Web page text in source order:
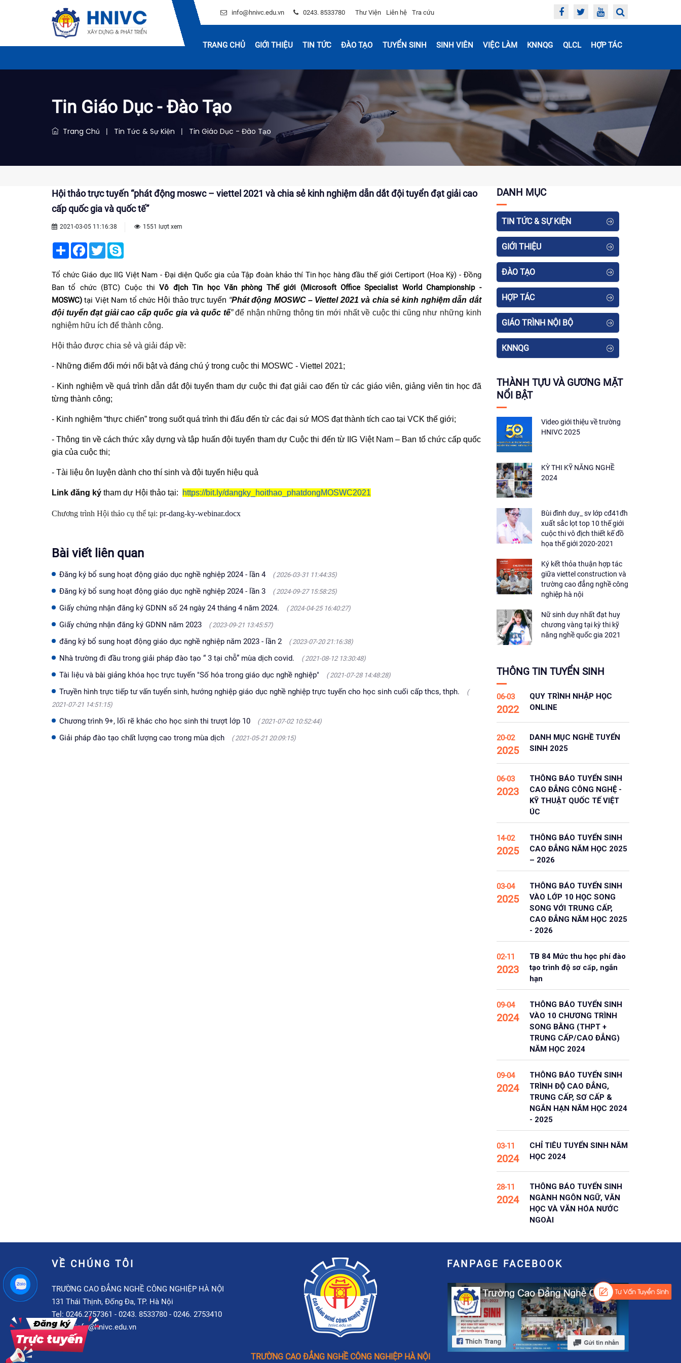
info@hnivc.edu.vn 0243. 8533780 Thư Viện Liên hệ Tra cứu
TRANG CHỦ GIỚI THIỆU TIN TỨC ĐÀO TẠO TUYỂN SINH SINH VIÊN VIỆC LÀM KNNQG QLCL HỢP TÁC
Tin Giáo Dục - Đào Tạo
Trang Chủ | Tin Tức & Sự Kiện | Tin Giáo Dục - Đào Tạo
Hội thảo trực tuyến “phát động moswc – viettel 2021 và chia sẻ kinh nghiệm dẫn dắt đội tuyển đạt giải cao
cấp quốc gia và quốc tế”
2021-03-05 11:16:38 1551 lượt xem
Share Facebook
Twitter
Tổ chức Giáo dục IIG Việt Nam - Đại diện Quốc gia của Tập đoàn khảo thí Tin học hàng đầu thế giới Certiport (Hoa Kỳ) - Đồng
Ban tổ chức (BTC) Cuộc thiVô địch Tin học Văn phòng Thế giới (Microsoft Office Specialist World Championship -
MOSWC) tại Việt Nam tổ chức Hội thảo trực tuyến “Phát động MOSWC – Viettel 2021 và chia sẻ kinh nghiệm dẫn dắt
đội tuyển đạt giải cao cấp quốc gia và quốc tế”để nhận những thông tin mới nhất về cuộc thi cũng như những kinh
nghiệm hữu ích để thành công.
Hội thảo được chia sẻ và giải đáp về:
- Những điểm đổi mới nổi bật và đáng chú ý trong cuộc thi MOSWC - Viettel 2021;
- Kinh nghiệm về quá trình dẫn dắt đội tuyển tham dự cuộc thi đạt giải cao đến từ các giáo viên, giảng viên tin học đã
từng thành công;
- Kinh nghiệm “thực chiến” trong suốt quá trình thi đấu đến từ các đại sứ MOS đạt thành tích cao tại VCK thế giới;
- Thông tin về cách thức xây dựng và tập huấn đội tuyển tham dự Cuộc thi đến từ IIG Việt Nam – Ban tổ chức cấp quốc
gia của cuộc thi;
- Tài liệu ôn luyện dành cho thí sinh và đội tuyển hiệu quả
Link đăng ký tham dự Hội thảo tại: https://bit.ly/dangky_ hoithao_phatdongMOSWC2021
Chương trình Hội thảo cụ thể tại: pr-dang-ky-webinar.docx
Bài viết liên quan
Đăng ký bổ sung hoạt động giáo dục nghề nghiệp 2024 - lần 4 ( 2026-03-31 11:44:35)
Đăng ký bổ sung hoạt động giáo dục nghề nghiệp 2024 - lần 3 ( 2024-09-27 15:58:25)
Giấy chứng nhận đăng ký GDNN số 24 ngày 24 tháng 4 năm 2024. ( 2024-04-25 16:40:27)
Giấy chứng nhận đăng ký GDNN năm 2023 ( 2023-09-21 13:45:57)
đăng ký bổ sung hoạt động giáo dục nghề nghiệp năm 2023 - lần 2 ( 2023-07-20 21:16:38)
Nhà trường đi đầu trong giải pháp đào tạo “ 3 tại chỗ” mùa dịch covid. ( 2021-08-12 13:30:48)
Tài liệu và bài giảng khóa học trực tuyến "Số hóa trong giáo dục nghề nghiệp" ( 2021-07-28 14:48:28)
Truyền hình trực tiếp tư vấn tuyển sinh, hướng nghiệp giáo dục nghề nghiệp trực tuyến cho học sinh cuối cấp thcs, thph.
(
2021-07-21 14:51:15)
Chương trình 9+, lối rẽ khác cho học sinh thi trượt lớp 10 ( 2021-07-02 10:52:44)
Giải pháp đào tạo chất lượng cao trong mùa dịch ( 2021-05-21 20:09:15)
DANH MỤC
TIN TỨC & SỰ KIỆN
GIỚI THIỆU
ĐÀO TẠO
HỢP TÁC
GIÁO TRÌNH NỘI BỘ
KNNQG
THÀNH TỰU VÀ GƯƠNG MẶT
NỔI BẬT
Video giới thiệu về trường
HNIVC 2025
KỲ THI KỸ NĂNG NGHỀ
2024
Bùi đình duy_ sv lớp cđ41đh
xuất sắc lọt top 10 thế giới
cuộc thi vô địch thiết kế đồ
họa thế giới 2020-2021
Ký kết thỏa thuận hợp tác
giữa viettel construction và
trường cao đẳng nghề công
nghiệp hà nội
Nữ sinh duy nhất đạt huy
chương vàng tại kỳ thi kỹ
năng nghề quốc gia 2021
THÔNG TIN TUYỂN SINH
06-03
2022
QUY TRÌNH NHẬP HỌC
ONLINE
20-02
2025
DANH MỤC NGHỀ TUYỂN
SINH 2025
06-03
2023
THÔNG BÁO TUYỂN SINH
CAO ĐẲNG CÔNG NGHỆ -
KỸ THUẬT QUỐC TẾ VIỆT
ÚC
14-02
2025
THÔNG BÁO TUYỂN SINH
CAO ĐẲNG NĂM HỌC 2025
– 2026
03-04
2025
THÔNG BÁO TUYỂN SINH
VÀO LỚP 10 HỌC SONG
SONG VỚI TRUNG CẤP,
CAO ĐẲNG NĂM HỌC 2025
- 2026
02-11
2023
TB 84 Mức thu học phí đào
tạo trình độ sơ cấp, ngắn
hạn
09-04
2024
THÔNG BÁO TUYỂN SINH
VÀO 10 CHƯƠNG TRÌNH
SONG BẰNG (THPT +
TRUNG CẤP/CAO ĐẲNG)
NĂM HỌC 2024
09-04
2024
THÔNG BÁO TUYỂN SINH
TRÌNH ĐỘ CAO ĐẲNG,
TRUNG CẤP, SƠ CẤP &
NGẮN HẠN NĂM HỌC 2024
- 2025
03-11
2024
CHỈ TIÊU TUYỂN SINH NĂM
HỌC 2024
28-11
2024
THÔNG BÁO TUYỂN SINH
NGÀNH NGÔN NGỮ, VĂN
HỌC VÀ VĂN HÓA NƯỚC
NGOÀI
VỀ CHÚNG TÔI
TRƯỜNG CAO ĐẲNG NGHỀ CÔNG NGHIỆP HÀ NỘI
131 Thái Thịnh, Đống Đa, TP. Hà Nội
Tel: 0246.2757361 - 0243. 8533780 - 0246. 2753410
Email: info@hnivc.edu.vn
TRƯỜNG CAO ĐẲNG NGHỀ CÔNG NGHIỆP HÀ NỘI
FANPAGE FACEBOOK